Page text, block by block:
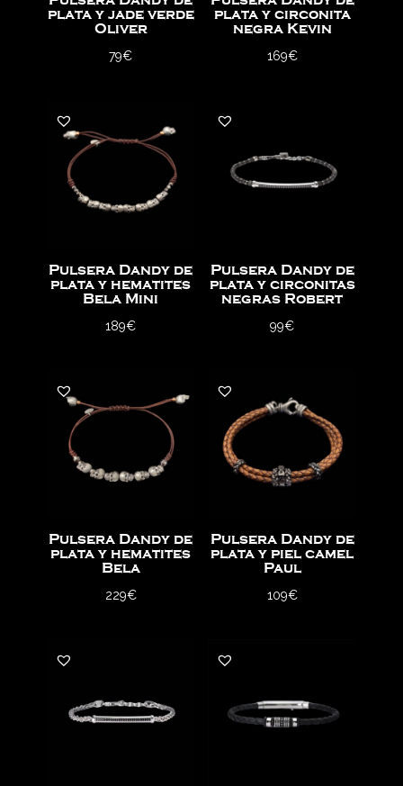
plata y jade verde
Oliver
79€
plata y circonita
negra Kevin
169€
Pulsera Dandy de
plata y hematites
Bela Mini
189€
Pulsera Dandy de
plata y circonitas
negras Robert
99€
Pulsera Dandy de
plata y hematites
Bela
229€
Pulsera Dandy de
plata y piel camel
Paul
109€